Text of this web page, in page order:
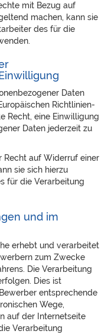
mit Bezug auf
machen, kann sie
des für die
Daten
Richtlinien-
Recht, eine Einwilligung
Daten jederzeit zu
Recht auf Widerruf einer
sie sich hierzu
für die Verarbeitung
und im
erhebt und verarbeitet
zum Zwecke
Die Verarbeitung
Dies ist
entsprechende
Wege,
auf der Internetseite
Verarbeitung